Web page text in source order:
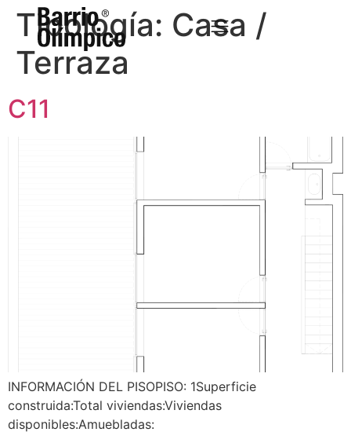
Tipología: Casa /
Terraza
C11
INFORMACIÓN DEL PISOPISO: 1Superficie
construida:Total viviendas:Viviendas
disponibles:Amuebladas: